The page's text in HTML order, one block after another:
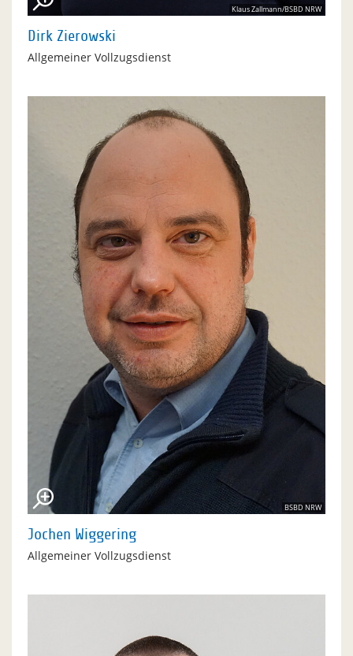
Klaus Zallmann/BSBD NRW
Dirk Zierowski
Allgemeiner Vollzugsdienst
BSBD NRW
Jochen Wiggering
Allgemeiner Vollzugsdienst